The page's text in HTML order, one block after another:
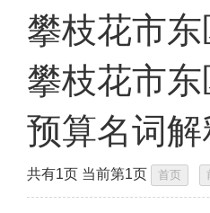
攀枝花市
攀枝花市
预算名词
共有1页 当前第1页